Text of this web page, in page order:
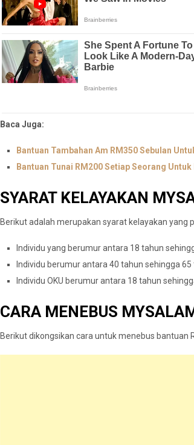
Baca Juga:
Bantuan Tambahan Am RM350 Sebulan
Bantuan Tunai RM200 Setiap Seorang
SYARAT KELAYAKAN
Berikut adalah merupakan syarat kelayakan
Individu yang berumur antara 18 tahun
Individu berumur antara 40 tahun sehingga
Individu OKU berumur antara 18 tahun
CARA MENEBUS
Berikut dikongsikan cara untuk menebus bantuan